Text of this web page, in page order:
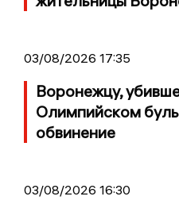
03/08/2026 17:35
Воронежцу,
Олимпийском
обвинение
03/08/2026 16:30